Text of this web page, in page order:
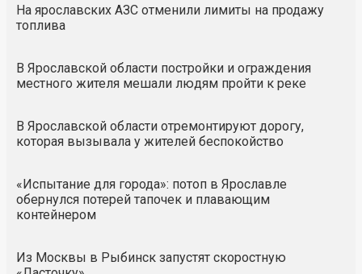
На ярославских АЗС отменили лимиты на продажу
топлива
В Ярославской области постройки и ограждения
местного жителя мешали людям пройти к реке
В Ярославской области отремонтируют дорогу,
которая вызывала у жителей беспокойство
«Испытание для города»: потоп в Ярославле
обернулся потерей тапочек и плавающим
контейнером
Из Москвы в Рыбинск запустят скоростную